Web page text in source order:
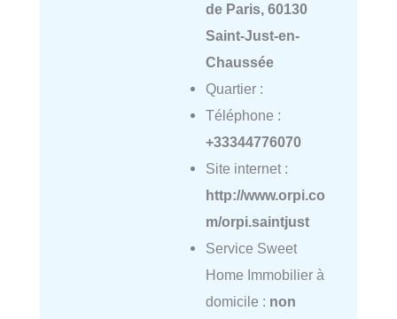
de Paris, 60130
Saint-Just-en-
Chaussée
Quartier :
Téléphone :
+33344776070
Site internet :
http://www.orpi.co
m/orpi.saintjust
Service Sweet
Home Immobilier à
domicile : non